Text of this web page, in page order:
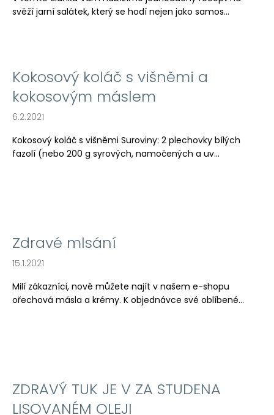
svěží jarní salátek, který se hodí nejen jako samos...
Kokosový koláč s višněmi a
kokosovým máslem
6.2.2021
Kokosový koláč s višněmi Suroviny: 2 plechovky bílých
fazolí (nebo 200 g syrových, namočených a uv...
Zdravé mlsání
15.1.2021
Milí zákazníci, nově můžete najít v našem e-shopu
ořechová másla a krémy. K objednávce své oblíbené...
ZDRAVÝ TUK JE V ZA STUDENA
LISOVANÉM OLEJI
a
?
HLEDAT
o
r
u
u
j